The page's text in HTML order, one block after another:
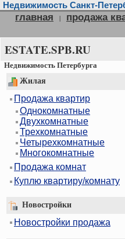
Недвижимость Санкт-
главная | продажа
ESTATE.SPB.RU
Недвижимость Петербурга
Жилая
Продажа квартир
Однокомнатные
Двухкомнатные
Трехкомнатные
Четырехкомнатные
Многокомнатные
Продажа комнат
Куплю квартиру/комнату
Новостройки
Новостройки продажа